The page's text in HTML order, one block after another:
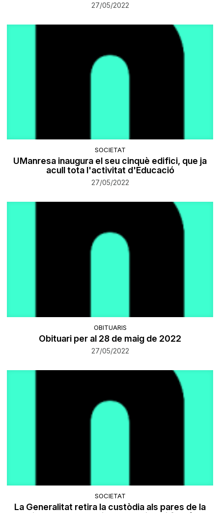
27/05/2022
SOCIETAT
UManresa inaugura el seu cinquè edifici, que ja
acull tota l'activitat d'Educació
27/05/2022
OBITUARIS
Obituari per al 28 de maig de 2022
27/05/2022
SOCIETAT
La Generalitat retira la custòdia als pares de la